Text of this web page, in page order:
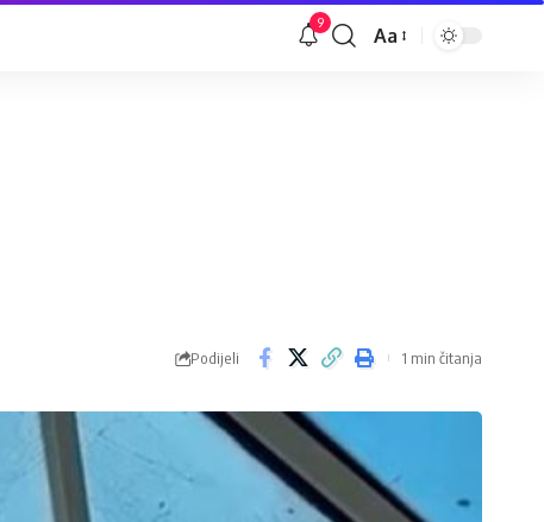
9
Veličina
Aa
Podijeli 1 min čitanja